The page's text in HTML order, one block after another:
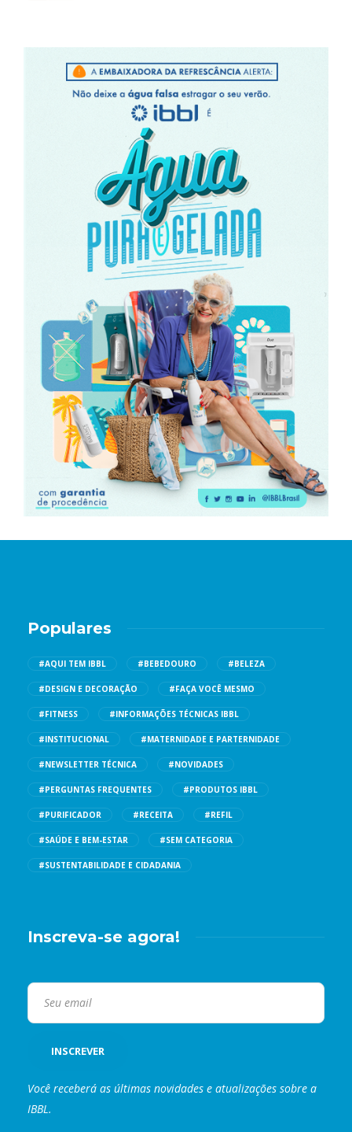
Populares
#AQUI TEM IBBL #BEBEDOURO #BELEZA
#DESIGN E DECORAÇÃO #FAÇA VOCÊ MESMO
#FITNESS #INFORMAÇÕES TÉCNICAS IBBL
#INSTITUCIONAL #MATERNIDADE E PARTERNIDADE
#NEWSLETTER TÉCNICA #NOVIDADES
#PERGUNTAS FREQUENTES #PRODUTOS IBBL
#PURIFICADOR #RECEITA #REFIL
#SAÚDE E BEM-ESTAR #SEM CATEGORIA
#SUSTENTABILIDADE E CIDADANIA
Inscreva-se agora!
Você receberá as últimas novidades e atualizações sobre a
IBBL.